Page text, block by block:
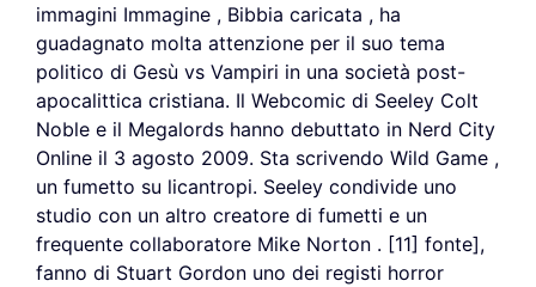
immagini Immagine , Bibbia caricata , ha
guadagnato molta attenzione per il suo tema
politico di Gesù vs Vampiri in una società post-
apocalittica cristiana. Il Webcomic di Seeley Colt
Noble e il Megalords hanno debuttato in Nerd City
Online il 3 agosto 2009. Sta scrivendo Wild Game ,
un fumetto su licantropi. Seeley condivide uno
studio con un altro creatore di fumetti e un
frequente collaboratore Mike Norton . [11] fonte],
fanno di Stuart Gordon uno dei registi horror